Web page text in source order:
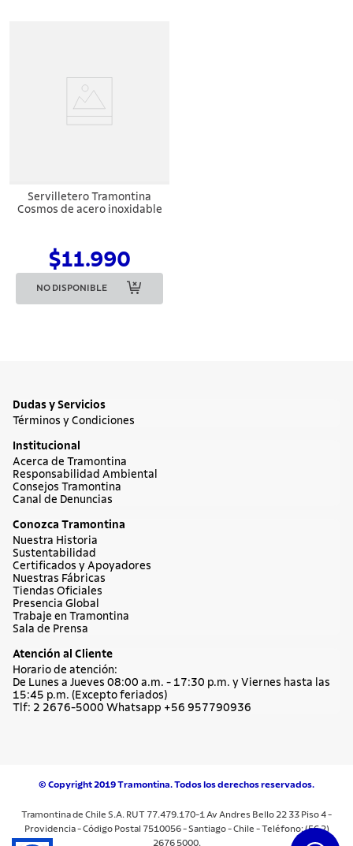
Servilletero Tramontina
Cosmos de acero inoxidable
$11.990
NO DISPONIBLE
Dudas y Servicios
Términos y Condiciones
Institucional
Acerca de Tramontina
Responsabilidad Ambiental
Consejos Tramontina
Canal de Denuncias
Conozca Tramontina
Nuestra Historia
Sustentabilidad
Certificados y Apoyadores
Nuestras Fábricas
Tiendas Oficiales
Presencia Global
Trabaje en Tramontina
Sala de Prensa
Atención al Cliente
Horario de atención:
De Lunes a Jueves 08:00 a.m. - 17:30 p.m. y Viernes hasta las
15:45 p.m. (Excepto feriados)
Tlf: 2 2676-5000 Whatsapp +56 957790936
© Copyright 2019 Tramontina. Todos los derechos reservados.
Tramontina de Chile S.A. RUT 77.479.170-1 Av Andres Bello 22 33 Piso 4 -
Providencia - Código Postal 7510056 - Santiago - Chile - Teléfono: (56 2)
2676 5000.